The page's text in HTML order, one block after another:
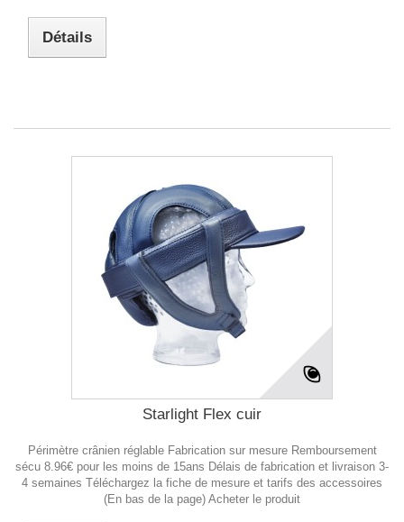
Détails
Starlight Flex cuir
Périmètre crânien réglable Fabrication sur mesure Remboursement
sécu 8.96€ pour les moins de 15ans Délais de fabrication et livraison 3-
4 semaines Téléchargez la fiche de mesure et tarifs des accessoires
(En bas de la page) Acheter le produit